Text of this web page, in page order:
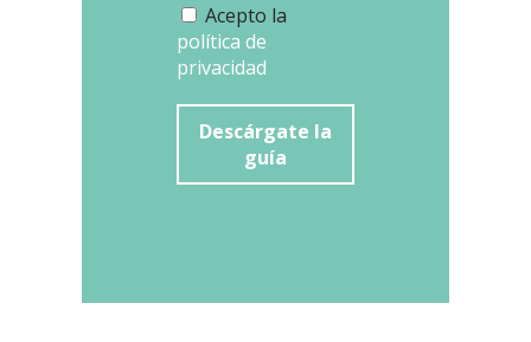
Acepto la
política de
privacidad